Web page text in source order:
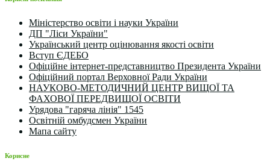
Міністерство освіти і науки України
ДП "Ліси України"
Український центр оцінювання якості освіти
Вступ ЄДЕБО
Офіційне інтернет-представництво Президента України
Офіційний портал Верховної Ради України
НАУКОВО-МЕТОДИЧНИЙ ЦЕНТР ВИЩОЇ ТА
ФАХОВОЇ ПЕРЕДВИЩОЇ ОСВІТИ
Урядова "гаряча лінія" 1545
Освітній омбудсмен України
Мапа сайту
Корисне